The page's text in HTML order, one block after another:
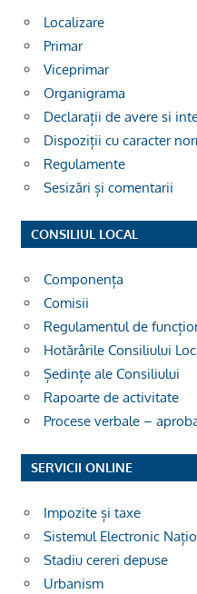
Localizare
Primar
Viceprimar
Organigrama
Declarații de avere si
Dispoziții cu caracter
Regulamente
Sesizări și comentarii
CONSILIUL LOCAL
Componența
Comisii
Regulamentul de
Hotărârile Consiliului
Ședințe ale Consiliului
Rapoarte de activitate
Procese verbale –
SERVICII ONLINE
Impozite și taxe
Sistemul Electronic
Stadiu cereri depuse
Urbanism